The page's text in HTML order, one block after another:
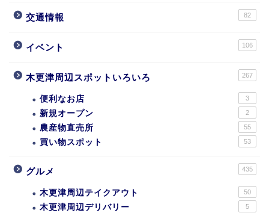
交通情報 82
イベント 106
木更津周辺スポットいろいろ 267
便利なお店 3
新規オープン 2
農産物直売所 55
買い物スポット 53
グルメ 435
木更津周辺テイクアウト 50
木更津周辺デリバリー 5